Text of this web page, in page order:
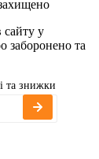
сайту у
заборонено та
та знижки